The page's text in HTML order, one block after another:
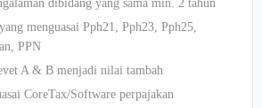
dibidang yang sama min. 2 tahun
menguasai Pph21, Pph23, Pph25,
PPN
A & B menjadi nilai tambah
CoreTax/Software perpajakan